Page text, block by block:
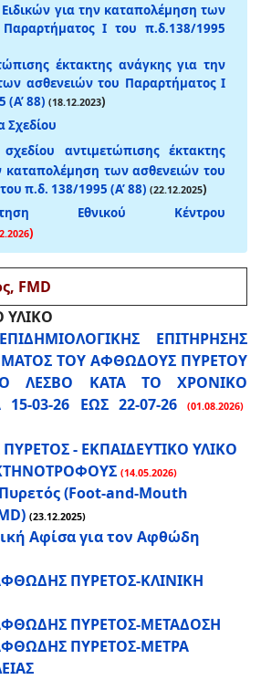
για την καταπολέμηση των
Ι του π.δ.138/1995
έκτακτης ανάγκης για την
ασθενειών του Παραρτήματος I
(Α’ 88) (18.12.2023)
Σχεδίου
αντιμετώπισης έκτακτης
καταπολέμηση των ασθενειών του
π.δ. 138/1995 (Α’ 88) (22.12.2025)
Εθνικού Κέντρου
)
FMD
ΥΛΙΚΟ
ΕΠΙΤΗΡΗΣΗΣ
ΤΟΥ ΑΦΘΩΔΟΥΣ ΠΥΡΕΤΟΥ
ΛΕΣΒΟ ΚΑΤΑ ΤΟ ΧΡΟΝΙΚΟ
03-26 ΕΩΣ 22-07-26
(01.08.2026)
- ΕΚΠΑΙΔΕΥΤΙΚΟ ΥΛΙΚΟ
(14.05.2026)
(Foot-and-Mouth
(23.12.2025)
Αφίσα για τον Αφθώδη
ΠΥΡΕΤΟΣ-ΚΛΙΝΙΚΗ
ΠΥΡΕΤΟΣ-ΜΕΤΑΔΟΣΗ
ΠΥΡΕΤΟΣ-ΜΕΤΡΑ